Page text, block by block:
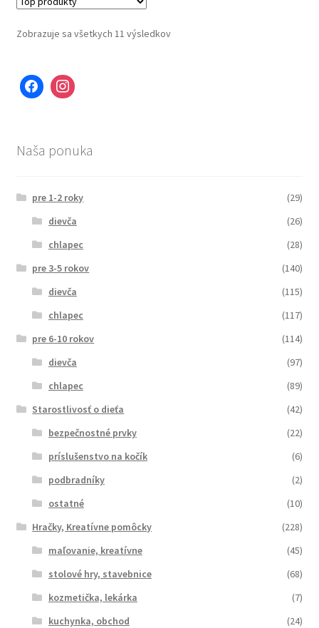
Zobrazuje sa všetkych 11 výsledkov
Naša ponuka
pre 1-2 roky
(29)
dievča
(26)
chlapec
(28)
pre 3-5 rokov
(140)
dievča
(115)
chlapec
(117)
pre 6-10 rokov
(114)
dievča
(97)
chlapec
(89)
Starostlivosť o dieťa
(42)
bezpečnostné prvky
(22)
príslušenstvo na kočík
(6)
podbradníky
(2)
ostatné
(10)
Hračky, Kreatívne pomôcky
(228)
maľovanie, kreatívne
(45)
stolové hry, stavebnice
(68)
kozmetička, lekárka
(7)
kuchynka, obchod
(24)